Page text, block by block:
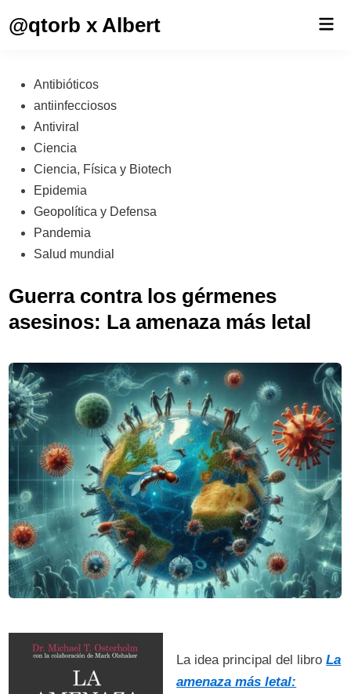
@qtorb x Albert
Publicado
en
Antibióticos
antiinfecciosos
Antiviral
Ciencia
Ciencia, Física y Biotech
Epidemia
Geopolítica y Defensa
Pandemia
Salud mundial
Guerra contra los gérmenes
asesinos: La amenaza más letal
La idea principal del libroLa
amenaza más letal: